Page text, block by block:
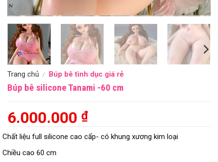
Trang chủ / Búp bê tình dục giá rẻ
Búp bê silicone Tanami -60 cm
6.000.000 ₫
Chất liệu full silicone cao cấp- có khung xương kim loại
Chiều cao 60 cm